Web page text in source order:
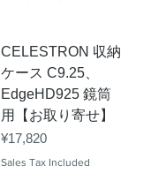
CELESTRON 収納
ケース C9.25、
EdgeHD925 鏡筒
用【お取り寄せ】
Price
¥17,820
Sales Tax Included